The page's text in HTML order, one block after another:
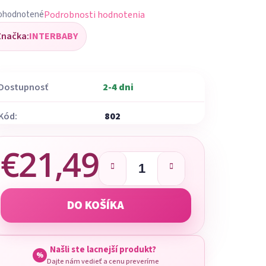
Podrobnosti hodnotenia
INTERBABY
2-4 dni
802
€21,49
Jednotková cena:
DO KOŠÍKA
% Našli ste lacnejší produkt?
Dajte nám vedieť a cenu preveríme